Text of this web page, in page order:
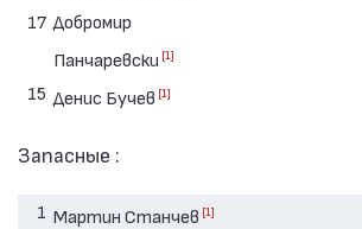
17 Добромир
Панчаревски [1]
15 Денис Бучев [1]
Запасные :
1 Мартин Станчев [1]